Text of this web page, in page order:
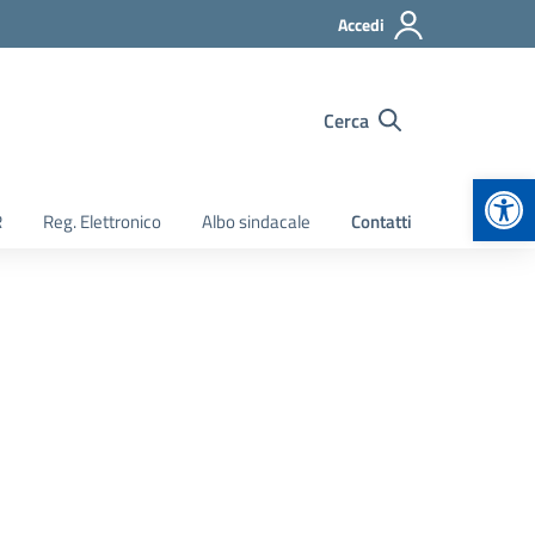
Accedi
Cerca
Reg. Elettronico Albo sindacale Contatti